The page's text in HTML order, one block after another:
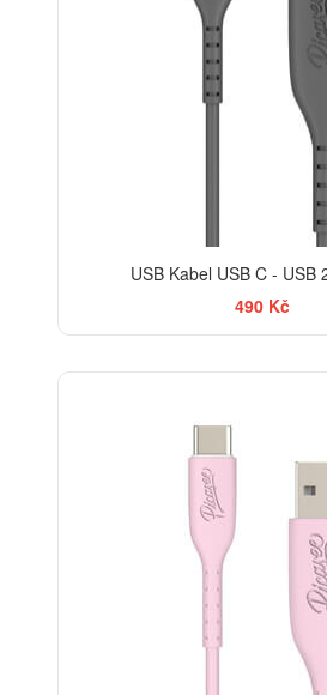
USB Kabel USB C - USB
490 Kč